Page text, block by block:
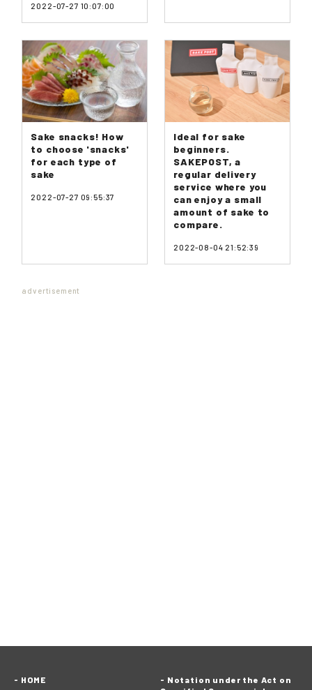
2022-07-27 10:07:00
Sake snacks! How
to choose 'snacks'
for each type of
sake
2022-07-27 09:55:37
Ideal for sake
beginners.
SAKEPOST, a
regular delivery
service where you
can enjoy a small
amount of sake to
compare.
2022-08-04 21:52:39
advertisement
HOME
Notation under the Act on